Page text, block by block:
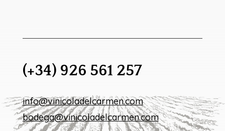
(+34) 926 561 257
info@vinicoladelcarmen.com
bodega@vinicoladelcarmen.com